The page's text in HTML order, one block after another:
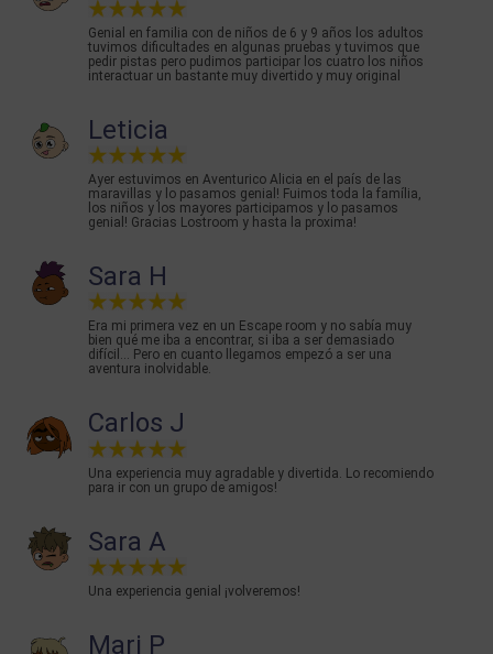
Genial en familia con de niños de 6 y 9 años los adultos
tuvimos dificultades en algunas pruebas y tuvimos que
pedir pistas pero pudimos participar los cuatro los niños
interactuar un bastante muy divertido y muy original
Leticia
Ayer estuvimos en Aventurico Alicia en el país de las
maravillas y lo pasamos genial! Fuimos toda la família,
los niños y los mayores participamos y lo pasamos
genial! Gracias Lostroom y hasta la proxima!
Sara H
Era mi primera vez en un Escape room y no sabía muy
bien qué me iba a encontrar, si iba a ser demasiado
difícil... Pero en cuanto llegamos empezó a ser una
aventura inolvidable.
Carlos J
Una experiencia muy agradable y divertida. Lo recomiendo
para ir con un grupo de amigos!
Sara A
Una experiencia genial ¡volveremos!
Mari P